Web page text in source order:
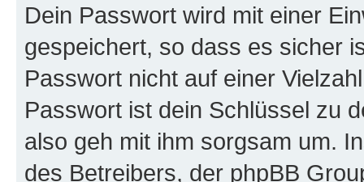
Dein Passwort wird mit einer
gespeichert, so dass es sicher
Passwort nicht auf einer
Passwort ist dein Schlüssel zu
also geh mit ihm sorgsam um.
des Betreibers, der phpBB